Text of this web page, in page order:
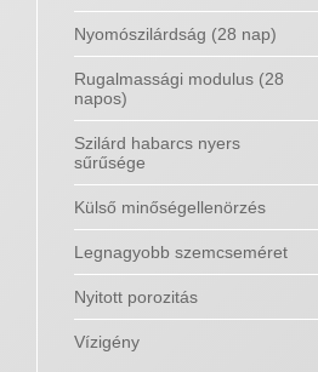
Nyomószilárdság (28 nap)
Rugalmassági modulus (28
napos)
Szilárd habarcs nyers
sűrűsége
Külső minőségellenörzés
Legnagyobb szemcseméret
Nyitott porozitás
Vízigény